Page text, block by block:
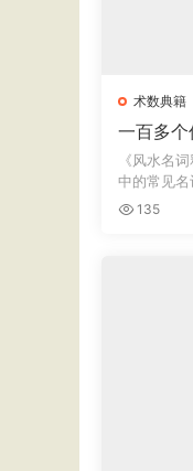
术数典籍
一百多
《风水
《风水名
中的常见
晕、生...
135